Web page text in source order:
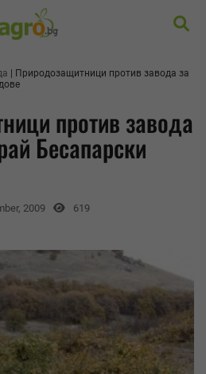
Природозащитници против завода за
против завода
Бесапарски
2009 619